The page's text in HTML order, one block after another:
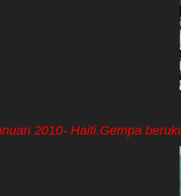
2010- Haiti.Gempa